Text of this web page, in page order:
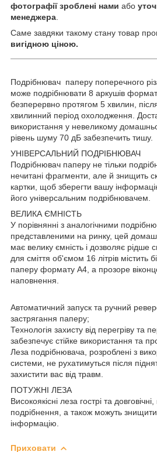
фотографії зроблені нами або
менеджера
Саме завдяки такому стану товар
вигідною ціною.
Подрібнювач паперу поперечного
може подрібнювати 8 аркушів
безперервно протягом 5 хвилин,
хвилинний період охолодження.
використання у невеликому
рівень шуму 70 дБ забезпечить тишу.
УНІВЕРСАЛЬНИЙ ПОДРІБНЮВАЧ
Подрібнювач паперу не тільки
нечитані фрагменти, але й знищить
картки, щоб зберегти вашу
його універсальним подрібнювачем.
ВЕЛИКА ЄМНІСТЬ
У порівнянні з аналогічними
представленими на ринку, цей
має велику ємність і дозволяє рідше
для сміття об'ємом 16 літрів містить
паперу формату А4, а прозоре
наповнення.
Автоматичний запуск та ручний
застрягання паперу;
Технологія захисту від перегріву та
забезпечує стійке використання та
Леза подрібнювача, розроблені з
системи, не рухатимуться після
захистити вас від травм.
ПОТУЖНІ ЛЕЗА
Високоякісні леза гострі та
подрібнення, а також можуть
інформацію.
Приховати